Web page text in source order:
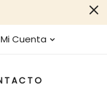
Mi Cuenta